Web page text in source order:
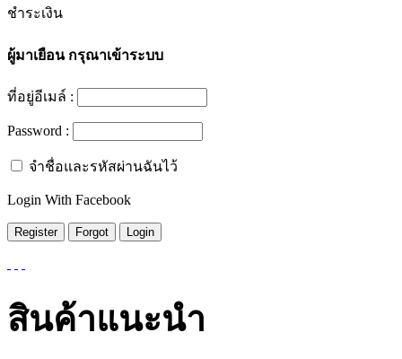
ชำระเงิน
ผู้มาเยือนกรุณาเข้าระบบ
ที่อยู่อีเมล์ :
Password :
จำชื่อและรหัสผ่านฉันไว้
Login With Facebook
สินค้าแนะนำ